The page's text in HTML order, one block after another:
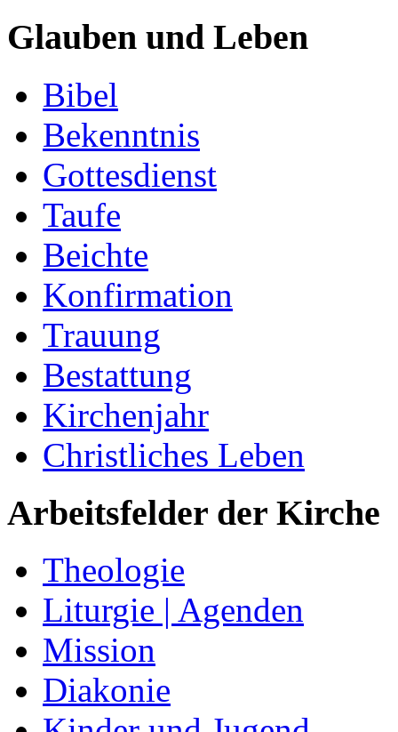
Glauben und Leben
Bibel
Bekenntnis
Gottesdienst
Taufe
Beichte
Konfirmation
Trauung
Bestattung
Kirchenjahr
Christliches Leben
Arbeitsfelder der Kirche
Theologie
Liturgie | Agenden
Mission
Diakonie